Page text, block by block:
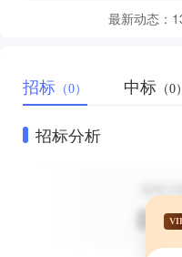
最新动态：
招标 （0） 中标 （0）
招标分析